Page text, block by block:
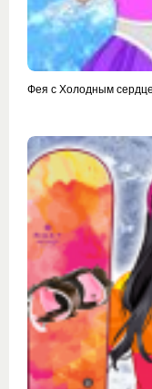
Фея с Холодным